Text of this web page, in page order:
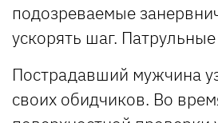
подозреваемые
ускорять шаг.
Пострадавший мужчина
своих обидчиков. Во